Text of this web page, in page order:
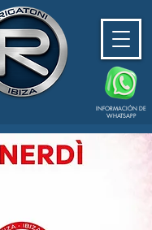
INFORMACIÓN DE
WHATSAPP